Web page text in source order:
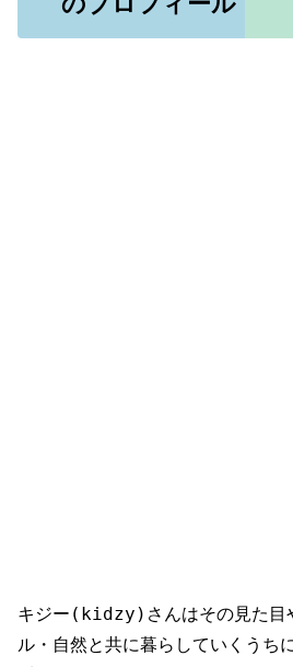
キジー(kidzy)さんはその見た目
ル・自然と共に暮らしていくうち